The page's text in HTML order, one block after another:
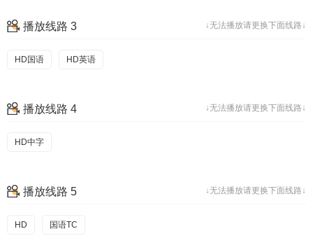
↓无法播放请更换下面线路↓
播放线路 3
HD国语 HD英语
↓无法播放请更换下面线路↓
播放线路 4
HD中字
↓无法播放请更换下面线路↓
播放线路 5
HD 国语TC